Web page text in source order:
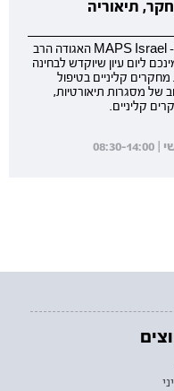
תיאוריה
מכון מפרשים לחקר והוראת הפסיכותרפיה ו- MAPS Israel האגודה הרב
ליום עיון שיוקדש לבחינה
קליניים בטיפול
של מסגרות תיאורטיות,
קליניים.